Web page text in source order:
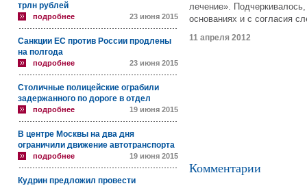
трлн рублей
подробнее 23 июня 2015
Санкции ЕС против России продлены
на полгода
подробнее 23 июня 2015
Столичные полицейские ограбили
задержанного по дороге в отдел
подробнее 19 июня 2015
В центре Москвы на два дня
ограничили движение автотранспорта
подробнее 19 июня 2015
Кудрин предложил провести
лечение».
основаниях и с согласия
11 апреля 2012
Комментарии